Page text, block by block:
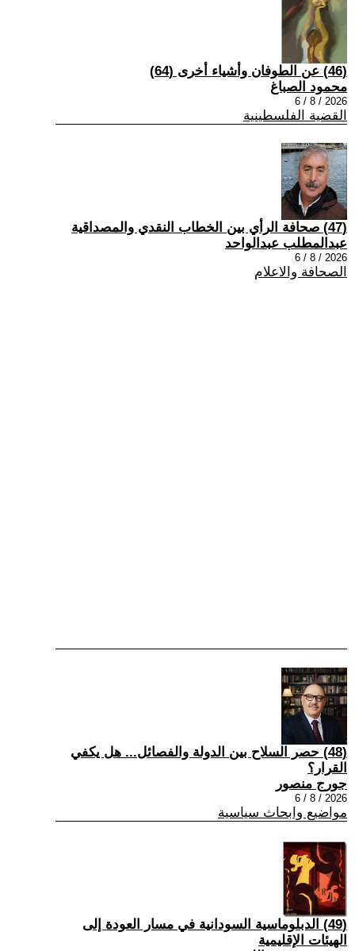
(46) عن الطوفان وأشياء أخرى (64)
محمود الصباغ
2026 / 8 / 6
القضية الفلسطينية
(47) صحافة الرأي بين الخطاب النقدي والمصداقية
عبدالمطلب عبدالواحد
2026 / 8 / 6
الصحافة والاعلام
(48) حصر السلاح بين الدولة والفصائل... هل يكفي
القرار؟
جورج منصور
2026 / 8 / 6
مواضيع وابحاث سياسية
(49) الدبلوماسية السودانية في مسار العودة إلى
الهيئات الإقليمية